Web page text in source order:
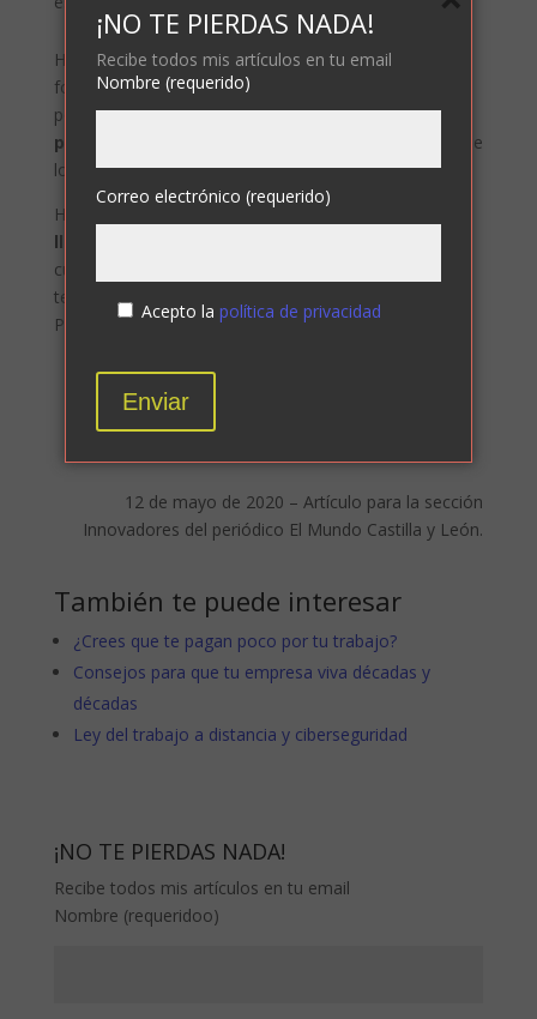
Hay que tener en cuenta que para teletrabajar de
forma segura no basta con poner voluntad. Hay que
poner tambiénmedios técnicos y formar al
personal
apropiadamente para evitar, en la medida de
lo posible, los riesgos inherentes a esta modalidad.
Hemos de ser conscientes de que el
llegado para quedarse
cuándo se recuperará la normalidad, o si vamos a
tener periodos intermitentes de confinamiento.
Preparémonos para ello.
Y tú, querido lector, ¿Estás preparado?
12 de mayo de 2020 – Artículo para la sección
Innovadores del periódico El Mundo Castilla y León.
También te puede interesar
¿Crees que te pagan poco por tu trabajo?
Consejos para que tu empresa viva décadas y
décadas
Ley del trabajo a distancia y ciberseguridad
¡NO TE PIERDAS NADA!
Recibe todos mis artículos en tu email
Nombre (requeridoo)
¡NO TE PIERDAS NADA!
Recibe todos mis artículos en tu email
Nombre (requerido)
Correo electrónico (requerido)
Acepto la política de privacidad